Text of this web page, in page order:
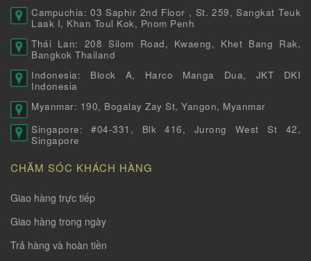
Campuchia: 03 Saphir 2nd Floor , St. 259, Sangkat Teuk
Laak I, Khan Toul Kok, Pnom Penh
Thái Lan: 208 Silom Road, Kwaeng, Khet Bang Rak,
Bangkok Thailand
Indonesia: Block A, Harco Manga Dua, JKT DKI
Indonesia
Myanmar: 190, Bogalay Zay St, Yangon, Myanmar
Singapore: #04-331, Blk 416, Jurong West St 42,
Singapore
CHĂM SÓC KHÁCH HÀNG
Giao hàng trực tiếp
Giao hàng trong ngày
Trả hàng và hoàn tiền